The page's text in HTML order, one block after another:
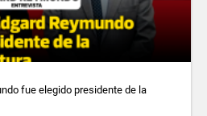
fue elegido presidente de la